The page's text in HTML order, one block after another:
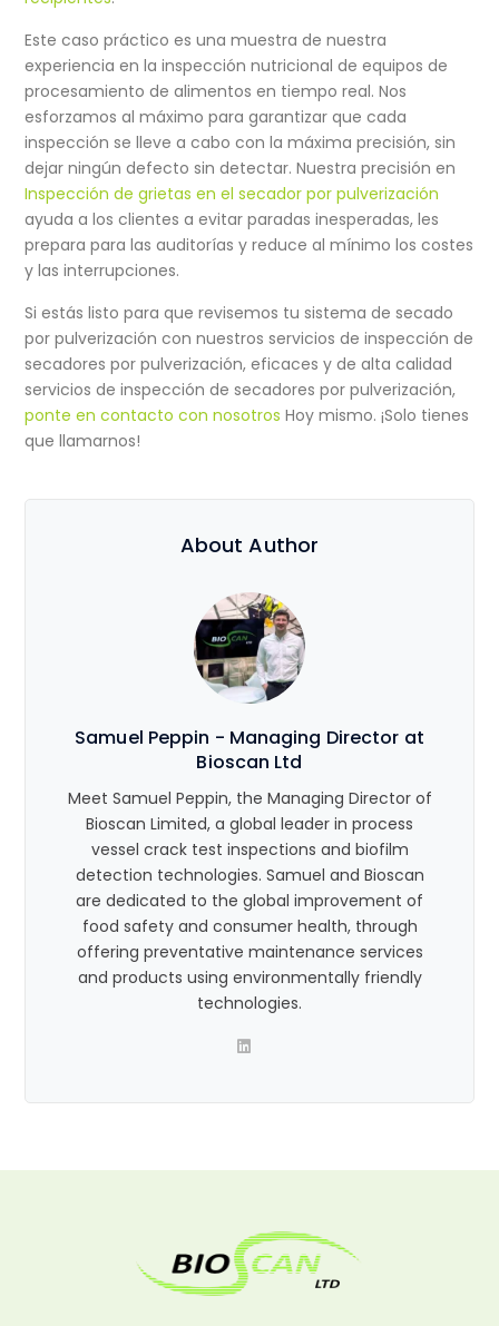
Este caso práctico es una muestra de nuestra
experiencia en lainspección nutricional de equipos de
procesamiento de alimentos en tiempo real. Nos
esforzamos al máximo para garantizar que cada
inspección se lleve a cabo con la máxima precisión, sin
dejar ningún defecto sin detectar. Nuestra precisión en
Inspección de grietas en el secador por pulverización
ayuda a los clientes a evitar paradas inesperadas, les
prepara para las auditorías y reduce al mínimo los costes
y las interrupciones.
Si estás listo para que revisemos tu sistema de secado
por pulverización con nuestros servicios de inspección de
secadores por pulverización, eficaces y de alta calidad
servicios de inspección de secadores por pulverización,
ponte en contacto con nosotros Hoy mismo. ¡Solo tienes
que llamarnos!
About Author
Samuel Peppin - Managing Director at
Bioscan Ltd
Meet Samuel Peppin, the Managing Director of
Bioscan Limited, a global leader in process
vessel crack test inspections and biofilm
detection technologies. Samuel and Bioscan
are dedicated to the global improvement of
food safety and consumer health, through
offering preventative maintenance services
and products using environmentally friendly
technologies.